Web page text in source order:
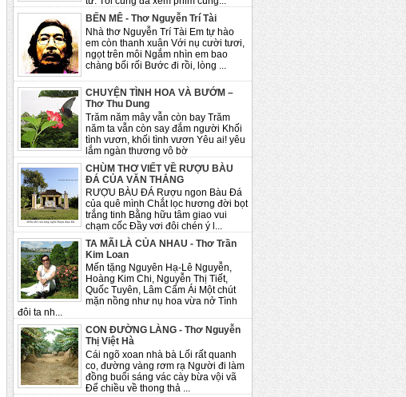
BẾN MÊ - Thơ Nguyễn Trí Tài
Nhà thơ Nguyễn Trí Tài Em tự hào
em còn thanh xuân Với nụ cười tươi,
ngọt trên môi Ngắm nhìn em bao
chàng bối rối Bước đi rồi, lòng ...
CHUYỆN TÌNH HOA VÀ BƯỚM –
Thơ Thu Dung
Trăm năm mây vẫn còn bay Trăm
năm ta vẫn còn say đắm người Khối
tình vươn, khối tình vươn Yêu ai! yêu
lắm ngàn thương vô bờ
CHÙM THƠ VIẾT VỀ RƯỢU BÀU
ĐÁ CỦA VĂN THẮNG
RƯỢU BÀU ĐÁ Rượu ngon Bàu Đá
của quê mình Chắt lọc hương đời bọt
trắng tinh Bằng hữu tâm giao vui
chạm cốc Đầy vơi đôi chén ý l...
TA MÃI LÀ CỦA NHAU - Thơ Trần
Kim Loan
Mến tặng Nguyên Hạ-Lê Nguyễn,
Hoàng Kim Chi, Nguyễn Thị Tiết,
Quốc Tuyên, Lâm Cẩm Ái Một chút
mặn nồng như nụ hoa vừa nở Tình
đôi ta nh...
CON ĐƯỜNG LÀNG - Thơ Nguyễn
Thị Việt Hà
Cái ngõ xoan nhà bà Lối rất quanh
co, đường vàng rơm rạ Người đi làm
đồng buổi sáng vác cày bừa vội vã
Để chiều về thong thả ...